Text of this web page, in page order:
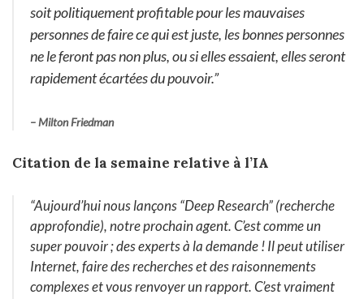
soit politiquement profitable pour les mauvaises
personnes de faire ce qui est juste, les bonnes personnes
ne le feront pas non plus, ou si elles essaient, elles seront
rapidement écartées du pouvoir.”
– Milton Friedman
Citation de la semaine relative à l’IA
“Aujourd’hui nous lançons “Deep Research” (recherche
approfondie), notre prochain agent. C’est comme un
super pouvoir ; des experts à la demande ! Il peut utiliser
Internet, faire des recherches et des raisonnements
complexes et vous renvoyer un rapport. C’est vraiment